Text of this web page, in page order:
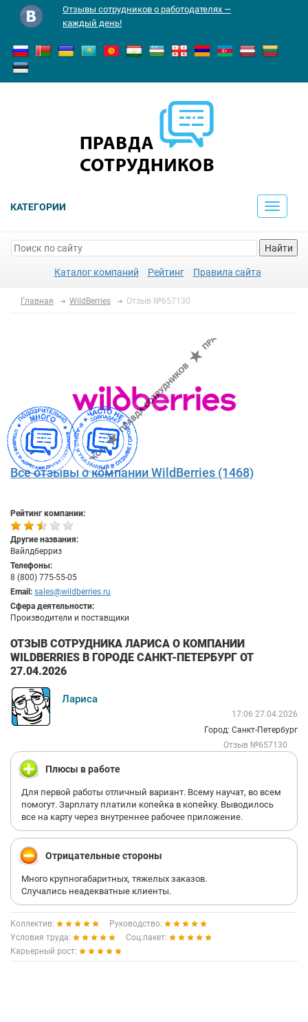
Отзывы сотрудников о работодателях —
каждый день!
КАТЕГОРИИ
Toggle
Найти
Каталог компаний Рейтинг Правила сайта
Главная WildBerries Отзыв №657130
Все отзывы о компании WildBerries (1468)
Рейтинг компании:
Другие названия:
Вайлдберриз
Телефоны:
8 (800) 775-55-05
Email: sales@wildberries.ru
Сфера деятельности:
Производители и поставщики
ОТЗЫВ СОТРУДНИКА ЛАРИСА О КОМПАНИИ
WILDBERRIES В ГОРОДЕ САНКТ-ПЕТЕРБУРГ ОТ
27.04.2026
Лариса
17:06 27.04.2026
Город: Санкт-Петербург
Отзыв №657130
Плюсы в работе
Для первой работы отличный вариант. Всему научат, во всем
помогут. Зарплату платили копейка в копейку. Выводилось
все на карту через внутреннее рабочее приложение.
Отрицательные стороны
Много крупногабаритных, тяжелых заказов.
Случались неадекватные клиенты.
Коллектив:
Руководство:
Условия труда:
Соц.пакет:
Карьерный рост: